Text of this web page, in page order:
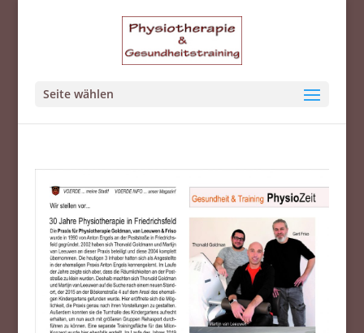
Seite wählen